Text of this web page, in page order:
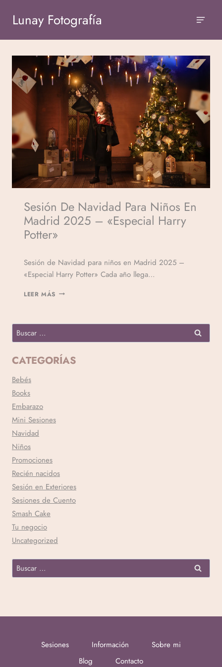
Lunay Fotografía
Sesión De Navidad Para Niños En
Madrid 2025 – «Especial Harry
Potter»
Veronicamulio
Sesión de Navidad para niños en Madrid 2025 –
«Especial Harry Potter» Cada año llega…
LEER MÁS
CATEGORÍAS
Bebés
Books
Embarazo
Mini Sesiones
Navidad
Niños
Promociones
Recién nacidos
Sesión en Exteriores
Sesiones de Cuento
Smash Cake
Tu negocio
Uncategorized
Sesiones Información
Sobre mi
Blog
Contacto